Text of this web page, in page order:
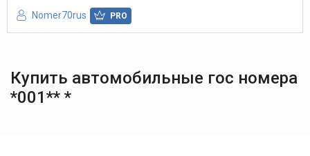
Nomer70rus PRO
Купить автомобильные гос номера
*001** *